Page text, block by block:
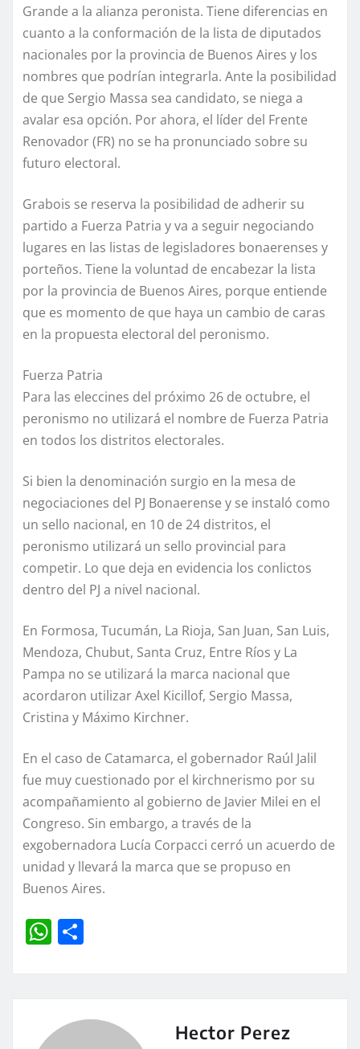
Grande a la alianza peronista. Tiene diferencias en
cuanto a la conformación de la lista de diputados
nacionales por la provincia de Buenos Aires y los
nombres que podrían integrarla. Ante la posibilidad
de que Sergio Massa sea candidato, se niega a
avalar esa opción. Por ahora, el líder del Frente
Renovador (FR) no se ha pronunciado sobre su
futuro electoral.
Grabois se reserva la posibilidad de adherir su
partido a Fuerza Patria y va a seguir negociando
lugares en las listas de legisladores bonaerenses y
porteños. Tiene la voluntad de encabezar la lista
por la provincia de Buenos Aires, porque entiende
que es momento de que haya un cambio de caras
en la propuesta electoral del peronismo.
Fuerza Patria
Para las eleccines del próximo 26 de octubre, el
peronismo no utilizará el nombre de Fuerza Patria
en todos los distritos electorales.
Si bien la denominación surgio en la mesa de
negociaciones del PJ Bonaerense y se instaló como
un sello nacional, en 10 de 24 distritos, el
peronismo utilizará un sello provincial para
competir. Lo que deja en evidencia los conlictos
dentro del PJ a nivel nacional.
En Formosa, Tucumán, La Rioja, San Juan, San Luis,
Mendoza, Chubut, Santa Cruz, Entre Ríos y La
Pampa no se utilizará la marca nacional que
acordaron utilizar Axel Kicillof, Sergio Massa,
Cristina y Máximo Kirchner.
En el caso de Catamarca, el gobernador Raúl Jalil
fue muy cuestionado por el kirchnerismo por su
acompañamiento al gobierno de Javier Milei en el
Congreso. Sin embargo, a través de la
exgobernadora Lucía Corpacci cerró un acuerdo de
unidad y llevará la marca que se propuso en
Buenos Aires.
W
A Hector Perez